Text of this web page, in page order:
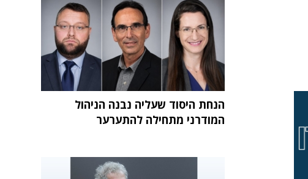
הנחת היסוד שעליה נבנה הניהול
המודרני מתחילה להתערער